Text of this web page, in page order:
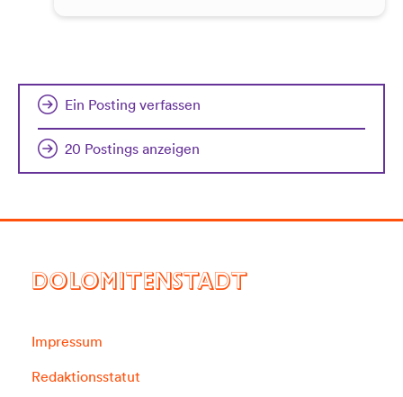
Ein Posting verfassen
20 Postings anzeigen
DOLOMITENSTADT
Impressum
Redaktionsstatut